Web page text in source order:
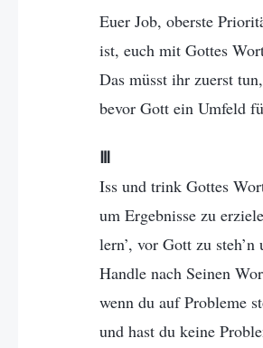
Euer Job, oberste
ist, euch mit Gottes
Das müsst ihr zuerst tun,
bevor Gott ein Umfeld
Ⅲ
Iss und trink Gottes
um Ergebnisse zu
lern’, vor Gott zu
Handle nach Seinen
wenn du auf Probleme
und hast du keine